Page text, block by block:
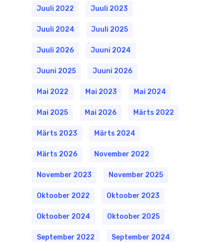
Juuli 2022 Juuli 2023
Juuli 2024 Juuli 2025
Juuli 2026 Juuni 2024
Juuni 2025 Juuni 2026
Mai 2022 Mai 2023 Mai 2024
Mai 2025 Mai 2026 Märts 2022
Märts 2023 Märts 2024
Märts 2026 November 2022
November 2023 November 2025
Oktoober 2022 Oktoober 2023
Oktoober 2024 Oktoober 2025
September 2022 September 2024